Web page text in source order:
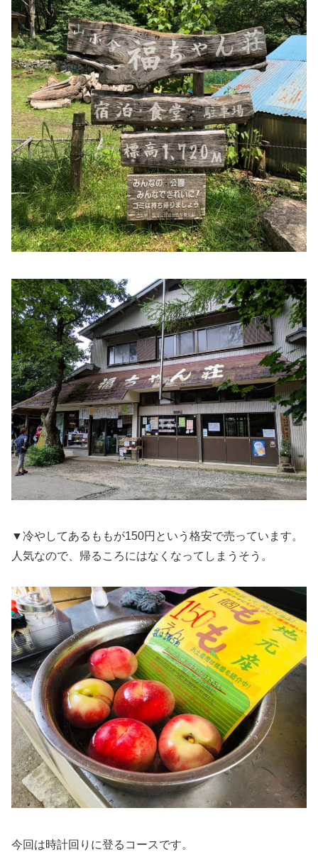
▼冷やしてあるももが150円という格安で売っています。
人気なので、帰るころにはなくなってしまうそう。
今回は時計回りに登るコースです。